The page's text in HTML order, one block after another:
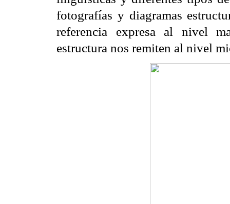
fotografías y diagramas
referencia expresa al nivel
estructura nos remiten al nivel